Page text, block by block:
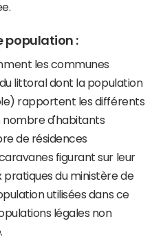
population :
les communes
littoral dont la population
rapportent les différents
nombre d'habitants
de résidences
figurant sur leur
du ministère de
utilisées dans ce
légales non